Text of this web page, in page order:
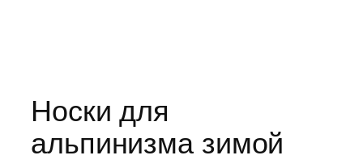
Носки для
альпинизма зимой